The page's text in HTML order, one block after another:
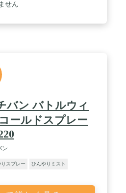
せん
バン バトルウィ
ールドスプレー
ン
スプレー ひんやりミスト